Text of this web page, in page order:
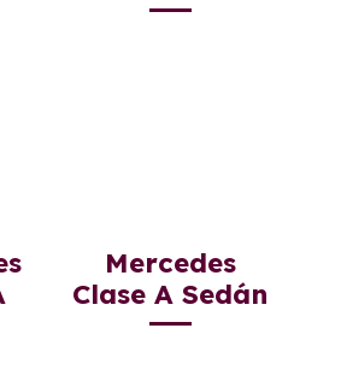
Mercedes
Clase A Sedán